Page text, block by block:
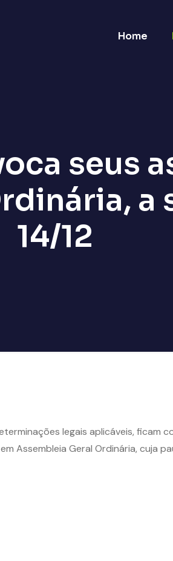
Home
seus
a
14/12
legais aplicáveis, ficam
Assembleia Geral Ordinária, cuja